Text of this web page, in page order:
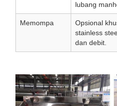
lubang
Memompa
Opsional
stainless
dan debit.